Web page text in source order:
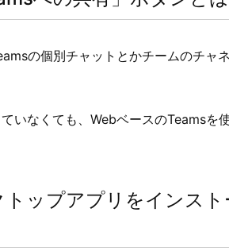
の個別チャットとかチームのチャ
いなくても、WebベースのTeamsを
ップアプリをインスト